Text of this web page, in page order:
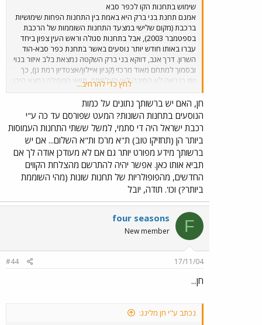
שימוש בתחנות הקו לכפר סבא
אמנם תחנת בני ברק היא באמת בין התחנות הפחות שימושיות
ברכבת (מקום שלישי במצעד התחנות השוממות של הרכבת
בספטמבר 2003), אבל בתחנות סגולה וראש העין צפון ביחד
עברו באותו חודש יותר נוסעים באשר בתחנת כפר סבא-הוד
השרון. דרך אגב, דווקא בני ברק השקטה נמצאת בלב איזור בנוי
ובסמוך למתחם מאוד מרכזי (קניון איילון/אצטדיון רמת גן), כך
שזו כנראה לא הסיבה לאי-הצלחתה. תוואי המסילה נמצא היכן
שהוא מנסיבות הסטוריות, והיום יעלה מאות מליונים של שקלים
לשנותו באיזור זה.
לחץ כדי להרחיב...
חן, האם יש ברשותך נתונים על כמות
הנוסעים בתחנות השונות? המעט שפורסם עד כה ע"י
רכבת ישראל היה די סתמי, למשל ששתי התחנות העמוסות
ביותר הן (תחזיקו טוב) ת"א מרכז ות"א השלום... אם יש
ברשותך מידע מפורט יותר גם אם לא מעודכן אודה לך אם
תביא אותו כאן. אפשר יהיה להתרשם מהצלחת הקווים
החדשים, מהפופולריות של תחנות שונות (מהי השוממת
ביותר?) וכו'. תודה, יובל
F
four seasons
New member
17/11/04
#44
חן...
נכתב ע"י חן מלינג: